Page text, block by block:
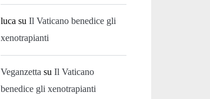
luca suIl Vaticano benedice gli
xenotrapianti
Veganzetta suIl Vaticano
benedice gli xenotrapianti